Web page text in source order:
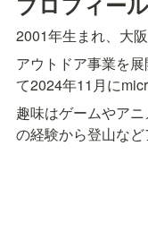
2001年生まれ、大阪
アウトドア事業を
て2024年11月に
趣味はゲームやア
の経験から登山など